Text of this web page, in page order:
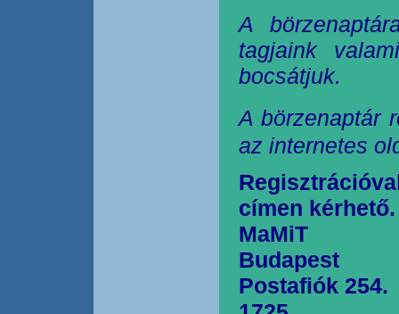
A
tagjaink
bocsátjuk.
A börzenaptár
az internetes
címen kérhető.
MaMiT
Budapest
Postafiók 254.